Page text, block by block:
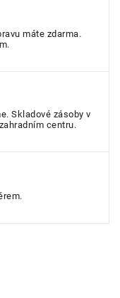
máte zdarma.
Skladové zásoby v
centru.